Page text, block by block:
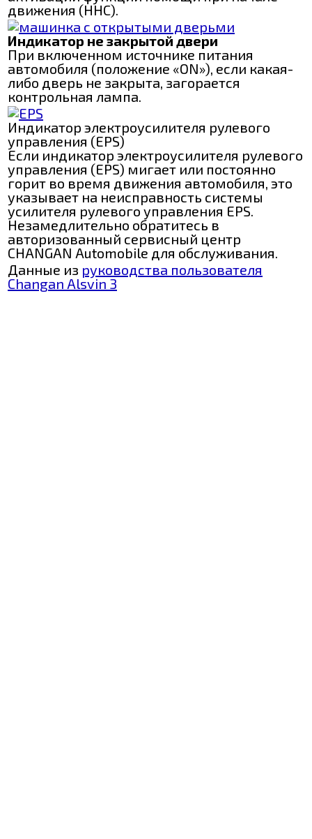
движения (ННС).
Индикатор не закрытой двери
При включенном источнике питания
автомобиля (положение «ON»), если какая-
либо дверь не закрыта, загорается
контрольная лампа.
Индикатор электроусилителя рулевого
управления (EPS)
Если индикатор электроусилителя рулевого
управления (EPS) мигает или постоянно
горит во время движения автомобиля, это
указывает на неисправность системы
усилителя рулевого управления ЕPS.
Незамедлительно обратитесь в
авторизованный сервисный центр
CHANGAN Automobile для обслуживания.
Данные из руководства пользователя
Changan Alsvin 3